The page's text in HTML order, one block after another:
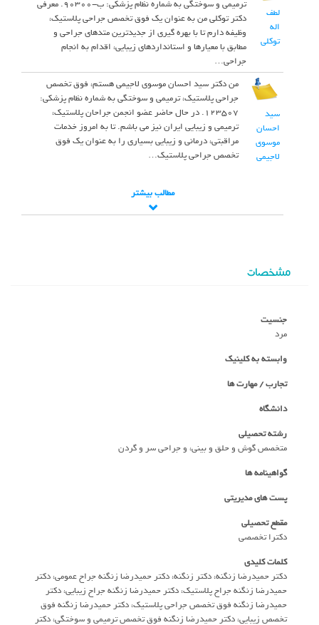
لطف
اله
توکلی
ترمیمی و سوختگی به شماره نظام پزشکی: ب-90300. معرفی
دکتر توکلی من به عنوان یک فوق تخصص جراحی پلاستیک،
وظیفه دارم تا با بهره گیری از جدیدترین متدهای جراحی و
مطابق با معیارها و استانداردهای زیبایی، اقدام به انجام
جراحی…
سید
احسان
موسوی
لاجیمی
من دکتر سید احسان موسوی لاجیمی هستم، فوق تخصص
جراحی پلاستیک، ترمیمی و سوختگی به شماره نظام پزشکی:
123507. در حال حاضر عضو انجمن جراحان پلاستیک،
ترمیمی و زیبایی ایران نیز می باشم. تا به امروز خدمات
مراقبتی، درمانی و زیبایی بسیاری را به عنوان یک فوق
تخصص جراحی پلاستیک…
مطالب بیشتر
مشخصات
جنسیت
مرد
وابسته به کلینیک
تجارب / مهارت ها
دانشگاه
رشته تحصیلی
متخصص گوش و حلق و بینی، و جراحی سر و گردن
گواهینامه ها
پست های مدیریتی
مقطع تحصیلی
دکترا تخصصی
کلمات کلیدی
دکتر حمیدرضا زنگنه، دکتر زنگنه، دکتر حمیدرضا زنگنه جراح عمومی، دکتر
حمیدرضا زنگنه جراح پلاستیک، دکتر حمیدرضا زنگنه جراح زیبایی، دکتر
حمیدرضا زنگنه فوق تخصص جراحی پلاستیک، دکتر حمیدرضا زنگنه فوق
تخصص زیبایی، دکتر حمیدرضا زنگنه فوق تخصص ترمیمی و سوختگی، دکتر